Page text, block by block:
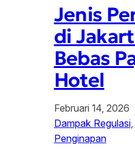
Jenis
di
Bebas
Hotel
Februari 14, 2026
Dampak Regulasi,
Penginapan